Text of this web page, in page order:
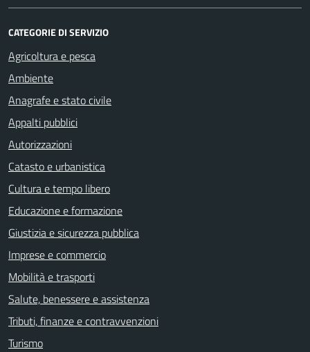
CATEGORIE DI SERVIZIO
Agricoltura e pesca
Ambiente
Anagrafe e stato civile
Appalti pubblici
Autorizzazioni
Catasto e urbanistica
Cultura e tempo libero
Educazione e formazione
Giustizia e sicurezza pubblica
Imprese e commercio
Mobilità e trasporti
Salute, benessere e assistenza
Tributi, finanze e contravvenzioni
Turismo